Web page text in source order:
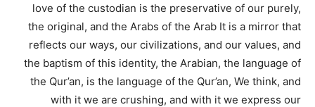
love of the custodian is the preservative of our purely,
the original, and the Arabs of the Arab It is a mirror that
reflects our ways, our civilizations, and our values, and
the baptism of this identity, the Arabian, the language of
the Qur’an, is the language of the Qur’an, We think, and
with it we are crushing, and with it we express our